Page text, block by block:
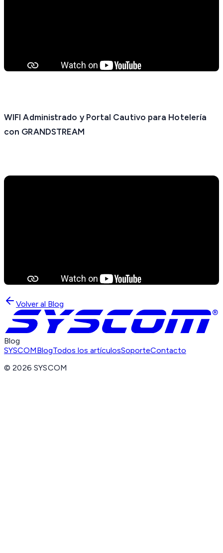
WIFI Administrado y Portal Cautivo para Hotelería
con GRANDSTREAM
Volver al Blog
Blog
SYSCOMBlogTodos los artículosSoporteContacto
©2026 SYSCOM